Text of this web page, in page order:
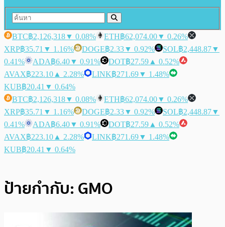
BTC฿2,126,318▼ 0.08% ETH฿62,074.00▼ 0.26%
XRP฿35.71 ▼ 1.16% DOGE฿2.33▼ 0.92% SOL฿2,448.87▼
0.41%
ADA฿6.40▼ 0.91% DOT฿27.59 ▲ 0.52%
AVAX฿223.10 ▲ 2.28% LINK฿271.69▼ 1.48%
KUB฿20.41 ▼ 0.64%
BTC฿2,126,318▼ 0.08% ETH฿62,074.00▼ 0.26%
XRP฿35.71 ▼ 1.16% DOGE฿2.33▼ 0.92% SOL฿2,448.87▼
0.41%
ADA฿6.40▼ 0.91% DOT฿27.59 ▲ 0.52%
AVAX฿223.10 ▲ 2.28% LINK฿271.69▼ 1.48%
KUB฿20.41 ▼ 0.64%
ป้ายกำกับ: GMO